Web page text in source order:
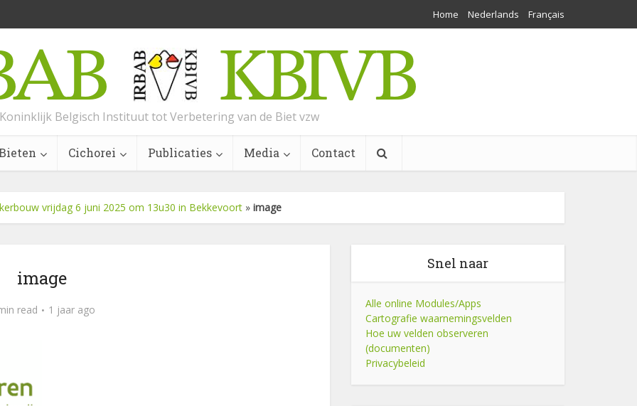
Home Nederlands Français
Koninklijk Belgisch Instituut tot Verbetering van de Biet vzw
Cichorei Publicaties Media Contact
vrijdag 6 juni 2025 om 13u30 in Bekkevoort » image
image
read 1 jaar ago
Snel naar
Alle online Modules/Apps
Cartografie waarnemingsvelden
Hoe uw velden observeren
(documenten)
Privacybeleid